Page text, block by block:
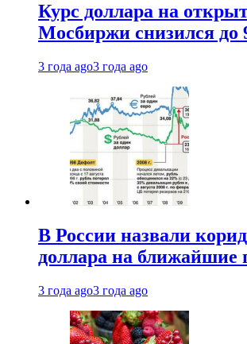
Курс доллара на
Мосбиржи снизился до
3 года ago3 года ago
В России назвали
доллара на ближайшие
3 года ago3 года ago